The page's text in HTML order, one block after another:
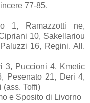
77-85.
1, Ramazzotti ne,
10, Sakellariou
16, Regini. All.
3, Puccioni 4, Kmetic
Pesenato 21, Deri 4,
(ass. Toffi)
e Sposito di Livorno